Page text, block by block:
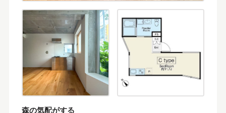
森の気配がする